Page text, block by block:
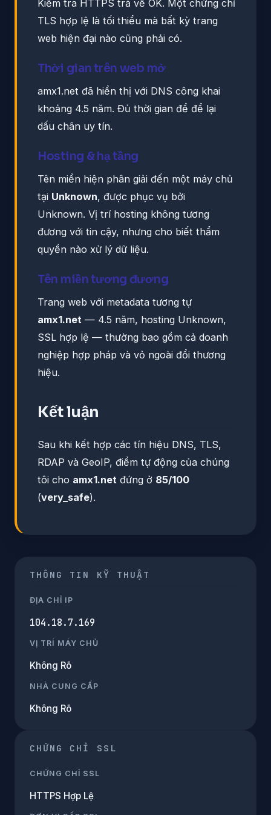
Kiểm tra HTTPS trả về OK. Một chứng chỉ
TLS hợp lệ là tối thiểu mà bất kỳ trang
web hiện đại nào cũng phải có.
Thời gian trên web mở
amx1.net đã hiển thị với DNS công khai
khoảng 4.5 năm. Đủ thời gian để để lại
dấu chân uy tín.
Hosting & hạ tầng
Tên miền hiện phân giải đến một máy chủ
tại Unknown, được phục vụ bởi
Unknown. Vị trí hosting không tương
đương với tin cậy, nhưng cho biết thẩm
quyền nào xử lý dữ liệu.
Tên miền tương đương
Trang web với metadata tương tự
amx1.net — 4.5 năm, hosting Unknown,
SSL hợp lệ — thường bao gồm cả doanh
nghiệp hợp pháp và vỏ ngoài đổi thương
hiệu.
Kết luận
Sau khi kết hợp các tín hiệu DNS, TLS,
RDAP và GeoIP, điểm tự động của chúng
tôi cho amx1.net đứng ở 85/100
(very_safe).
THÔNG TIN KỸ THUẬT
ĐỊA CHỈ IP
104.18.7.169
VỊ TRÍ MÁY CHỦ
Không Rõ
NHÀ CUNG CẤP
Không Rõ
CHỨNG CHỈ SSL
CHỨNG CHỈ SSL
HTTPS Hợp Lệ